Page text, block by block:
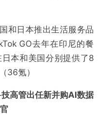
美金C轮融资
和日本推出生活服务品
GO去年在印尼的餐
本和美国分别提供了8
36氪）
高管出任新并购AI数据